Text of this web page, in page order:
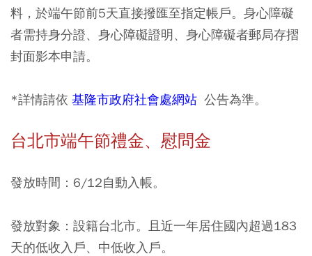
料，於端午節前5天直接撥匯至指定帳戶。身心障礙
者需持身分證、身心障礙證明、身心障礙者郵局存摺
封面影本申請。
*詳情請依 基隆市政府社會處網站 公告為準。
台北市端午節禮金、慰問金
發放時間：6/12自動入帳。
發放對象：設籍台北市。且近一年居住國內超過183
天的低收入戶、中低收入戶。